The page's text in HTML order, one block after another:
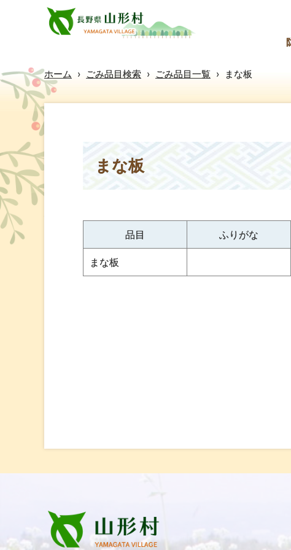
ホーム › ごみ品目検索 › ごみ品目一覧 › まな板
まな板
品目 ふりがな
まな板